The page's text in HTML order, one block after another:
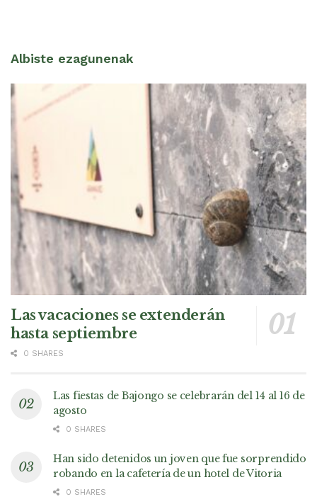
Albiste ezagunenak
Las vacaciones se extenderán
hasta septiembre
0 SHARES
Las fiestas de Bajongo se celebrarán del 14 al 16 de
agosto
0 SHARES
Han sido detenidos un joven que fue sorprendido
robando en la cafetería de un hotel de Vitoria
0 SHARES